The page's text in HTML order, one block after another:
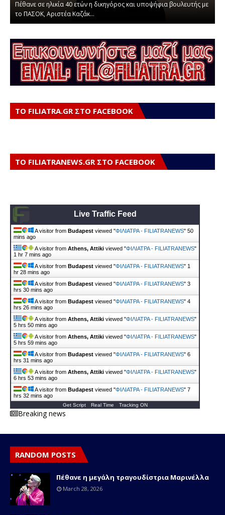
Πέθανε σε ηλικία 40 ετών η δικηγόρος και υποψήφια βουλευτής με
το ΠΑΣΟΚ, Αριστέα Καζάκ…
Η Πολιτική Προστασία του Δήμου Τριφυλίας, ενημερώνει τους
πολίτες, για τα επικείμενα α…
ΤΟ FILIATRA.GR ΣΤΟ FACEBOOK
ΤΟ FILIATRANEWS.GR ΣΤΟ FACEBOOK
Live Traffic Feed
A visitor from Budapest viewed "ΦΙΛΙΑΤΡΑ - FILIATRANEWS" 50
mins ago
A visitor from Athens, Attiki viewed "ΦΙΛΙΑΤΡΑ - FILIATRANEWS"
1 hr 7 mins ago
A visitor from Budapest viewed "ΦΙΛΙΑΤΡΑ - FILIATRANEWS" 1
hr 28 mins ago
A visitor from Budapest viewed "ΦΙΛΙΑΤΡΑ - FILIATRANEWS" 3
hrs 30 mins ago
A visitor from Budapest viewed "ΦΙΛΙΑΤΡΑ - FILIATRANEWS" 4
hrs 26 mins ago
A visitor from Athens, Attiki viewed "ΦΙΛΙΑΤΡΑ - FILIATRANEWS"
5 hrs 50 mins ago
A visitor from Athens, Attiki viewed "ΦΙΛΙΑΤΡΑ - FILIATRANEWS"
5 hrs 59 mins ago
A visitor from Budapest viewed "ΦΙΛΙΑΤΡΑ - FILIATRANEWS" 6
hrs 31 mins ago
A visitor from Athens, Attiki viewed "ΦΙΛΙΑΤΡΑ - FILIATRANEWS"
6 hrs 53 mins ago
A visitor from Budapest viewed "ΦΙΛΙΑΤΡΑ - FILIATRANEWS" 7
hrs 32 mins ago
Get Script Real Time Tracking ON
Breaking news
RANDOM POSTS
Πέθανε η μεγάλη τραγουδίστρια Μαρινέλλα
March 28, 2026